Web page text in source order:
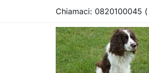
Chiamaci: 0820100045